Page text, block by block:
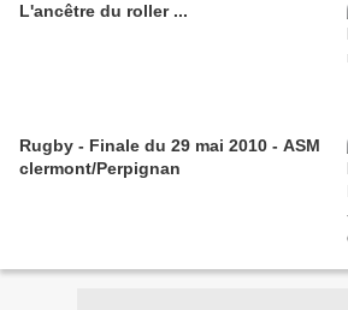
L'ancêtre du roller ...
Rugby - Finale du 29 mai 2010 - ASM
clermont/Perpignan